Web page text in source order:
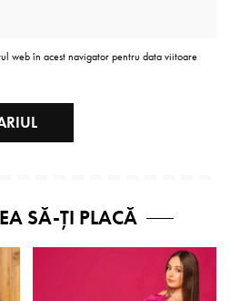
web în acest navigator pentru data viitoare
SĂ-ȚI PLACĂ